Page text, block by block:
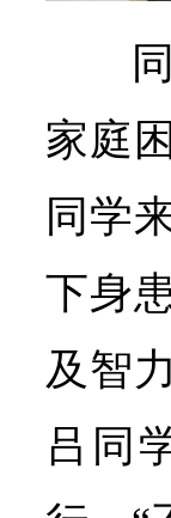
家庭
同学
下身
及智
吕同